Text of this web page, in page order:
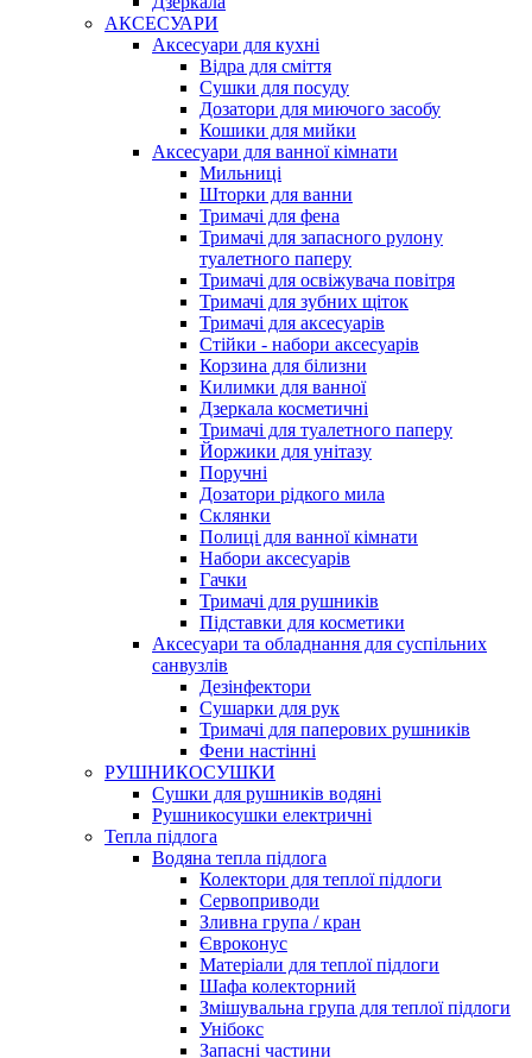
АКСЕСУАРИ
Аксесуари для кухні
Відра для сміття
Сушки для посуду
Дозатори для миючого засобу
Кошики для мийки
Аксесуари для ванної кімнати
Мильниці
Шторки для ванни
Тримачі для фена
Тримачі для запасного рулону
туалетного паперу
Тримачі для освіжувача повітря
Тримачі для зубних щіток
Тримачі для аксесуарів
Стійки - набори аксесуарів
Корзина для білизни
Килимки для ванної
Дзеркала косметичні
Тримачі для туалетного паперу
Йоржики для унітазу
Поручні
Дозатори рідкого мила
Склянки
Полиці для ванної кімнати
Набори аксесуарів
Гачки
Тримачі для рушників
Підставки для косметики
Аксесуари та обладнання для суспільних
санвузлів
Дезінфектори
Сушарки для рук
Тримачі для паперових рушників
Фени настінні
РУШНИКОСУШКИ
Сушки для рушників водяні
Рушникосушки електричні
Тепла підлога
Водяна тепла підлога
Колектори для теплої підлоги
Сервоприводи
Зливна група / кран
Євроконус
Матеріали для теплої підлоги
Шафа колекторний
Змішувальна група для теплої підлоги
Унібокс
Запасні частини